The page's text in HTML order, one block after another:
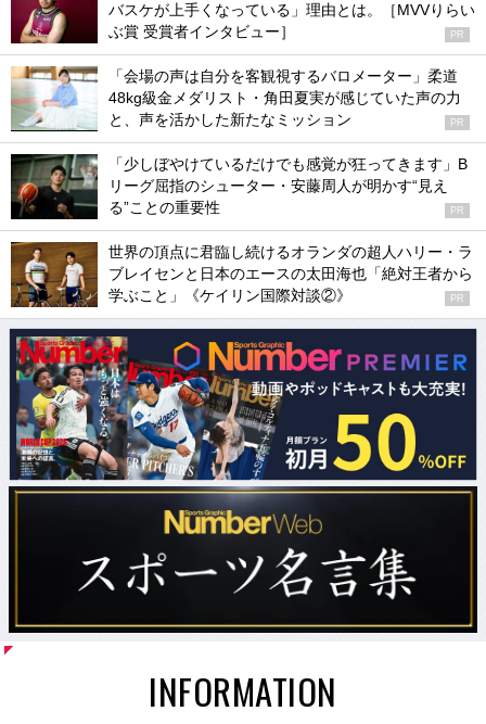
バスケが上手くなっている」理由とは。［MVVりらい
ぶ賞 受賞者インタビュー］
PR
「会場の声は自分を客観視するバロメーター」柔道
48kg級金メダリスト・角田夏実が感じていた声の力
と、声を活かした新たなミッション
PR
「少しぼやけているだけでも感覚が狂ってきます」B
リーグ屈指のシューター・安藤周人が明かす“見え
る”ことの重要性
PR
世界の頂点に君臨し続けるオランダの超人ハリー・ラ
ブレイセンと日本のエースの太田海也「絶対王者から
学ぶこと」《ケイリン国際対談②》
PR
INFORMATION